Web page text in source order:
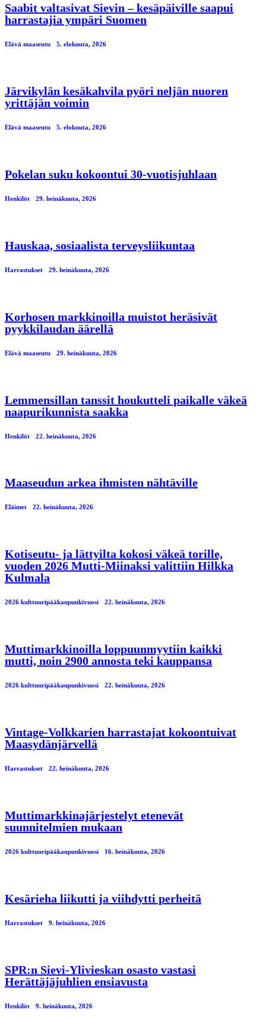
Saabit valtasivat Sievin – kesäpäiville saapui
harrastajia ympäri Suomen
Elävä maaseutu 5. elokuuta, 2026
Järvikylän kesäkahvila pyöri neljän nuoren
yrittäjän voimin
Elävä maaseutu 5. elokuuta, 2026
Pokelan suku kokoontui 30-vuotisjuhlaan
Henkilöt 29. heinäkuuta, 2026
Hauskaa, sosiaalista terveysliikuntaa
Harrastukset 29. heinäkuuta, 2026
Korhosen markkinoilla muistot heräsivät
pyykkilaudan äärellä
Elävä maaseutu 29. heinäkuuta, 2026
Lemmensillan tanssit houkutteli paikalle väkeä
naapurikunnista saakka
Henkilöt 22. heinäkuuta, 2026
Maaseudun arkea ihmisten nähtäville
Eläimet 22. heinäkuuta, 2026
Kotiseutu- ja lättyilta kokosi väkeä torille,
vuoden 2026 Mutti-Miinaksi valittiin Hilkka
Kulmala
2026 kulttuuripääkaupunkivuosi 22. heinäkuuta, 2026
Muttimarkkinoilla loppuunmyytiin kaikki
mutti, noin 2900 annosta teki kauppansa
2026 kulttuuripääkaupunkivuosi 22. heinäkuuta, 2026
Vintage-Volkkarien harrastajat kokoontuivat
Maasydänjärvellä
Harrastukset 22. heinäkuuta, 2026
Muttimarkkinajärjestelyt etenevät
suunnitelmien mukaan
2026 kulttuuripääkaupunkivuosi 16. heinäkuuta, 2026
Kesärieha liikutti ja viihdytti perheitä
Harrastukset 9. heinäkuuta, 2026
SPR:n Sievi-Ylivieskan osasto vastasi
Herättäjäjuhlien ensiavusta
Henkilöt 9. heinäkuuta, 2026